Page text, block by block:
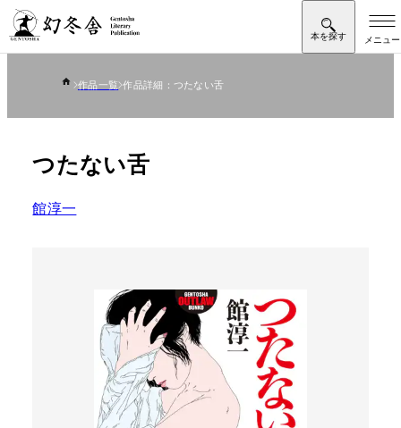
作品一覧 作品詳細：つたない舌
つたない舌
館淳一